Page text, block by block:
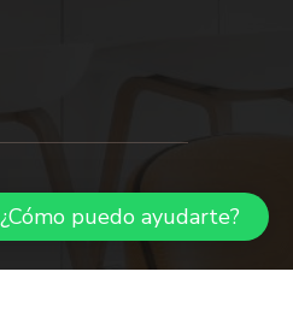
¿Cómo puedo ayudarte?